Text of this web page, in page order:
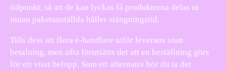
tidpunkt, så att de kan lyckas få produkterna delas ut
innan paketanställda håller stängningstid.
Tills dess att flera e-handlare utför leverans utan
betalning, men ofta förutsätts det att en beställning görs
för ett visst belopp. Som ett alternativ bör du ta det